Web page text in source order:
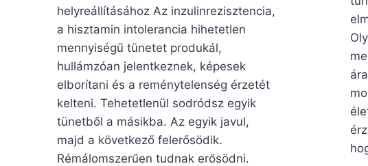
helyreállításához Az inzulinrezisztencia,
a hisztamin intolerancia hihetetlen
mennyiségű tünetet produkál,
hullámzóan jelentkeznek, képesek
elborítani és a reménytelenség érzetét
kelteni. Tehetetlenül sodródsz egyik
tünetből a másikba. Az egyik javul,
majd a következő felerősödik.
Rémálomszerűen tudnak erősödni.